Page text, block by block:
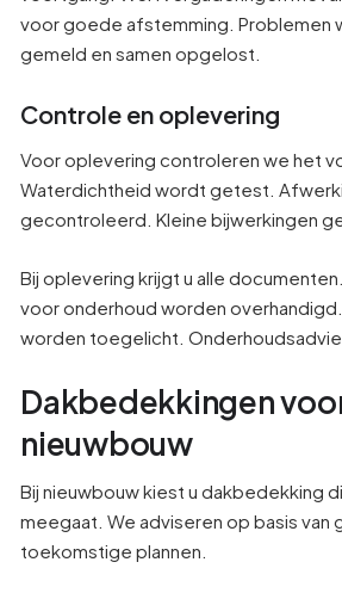
voor goede afstemming. Problemen
gemeld en samen opgelost.
Controle en oplevering
Voor oplevering controleren we het
Waterdichtheid wordt getest.
gecontroleerd. Kleine bijwerkingen
Bij oplevering krijgt u alle
voor onderhoud worden
worden toegelicht.
Dakbedekkingen
nieuwbouw
Bij nieuwbouw kiest u dakbedekking
meegaat. We adviseren op basis van
toekomstige plannen.